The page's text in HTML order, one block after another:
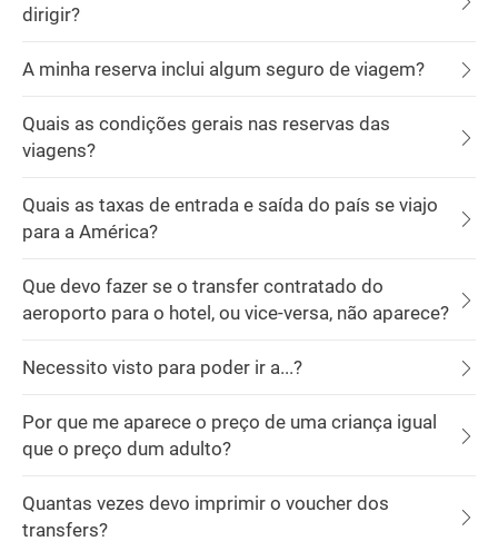
dirigir?
A minha reserva inclui algum seguro de viagem?
Quais as condições gerais nas reservas das
viagens?
Quais as taxas de entrada e saída do país se viajo
para a América?
Que devo fazer se o transfer contratado do
aeroporto para o hotel, ou vice-versa, não aparece?
Necessito visto para poder ir a...?
Por que me aparece o preço de uma criança igual
que o preço dum adulto?
Quantas vezes devo imprimir o voucher dos
transfers?